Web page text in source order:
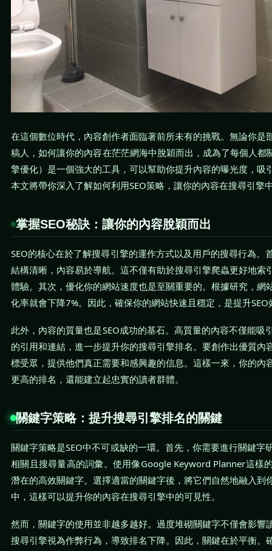
在這個數位時代，內容創作者面臨著前所未有的挑戰。無論你是
稿人，如何讓你的內容在茫茫網海中脫穎而出，成為了每個人都
擎優化）是一個強大的工具，可以幫助你提升內容的曝光度，吸
本文將帶你深入了解如何利用SEO策略，讓你的內容在搜尋引擎
掌握SEO秘訣：讓你的內容脫穎而出
SEO的核心在於了解搜尋引擎的運作方式以及用戶的搜尋行為。
結構清晰，內容易於導航。這不僅有助於搜尋引擎爬蟲更好地索
體驗。其次，優化你的網站速度也是至關重要的。根據研究，網
化率就會下降7%。因此，確保你的網站快速且穩定，是提升SEO
此外，內容的質量也是SEO成功的基石。高質量的內容不僅能吸
的引用和連結，進一步提升你的搜尋引擎排名。要創作出優質內
標受眾，提供他們真正需要和感興趣的信息。這樣一來，你的內
更高的排名，還能建立起忠實的讀者群體。
關鍵字策略：提升搜尋引擎排名的關鍵
關鍵字策略是SEO中不可或缺的一環。首先，你需要進行關鍵字
相關且搜尋量高的詞彙。使用像Google Keyword Planner這樣
潛在的高效關鍵字。選擇適當的關鍵字後，將它們自然地融入到
中，這樣可以提升你的內容在搜尋引擎中的可見性。
然而，關鍵字的使用並非越多越好。過度堆砌關鍵字不僅會影響
搜尋引擎視為作弊行為，導致排名下降。因此，關鍵在於平衡。